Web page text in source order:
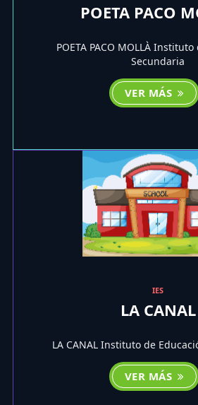
POETA PACO
POETA PACO MOLLÀ
Secundaria
VER MÁS
IES
LA CANAL
LA CANAL Instituto de
VER MÁS